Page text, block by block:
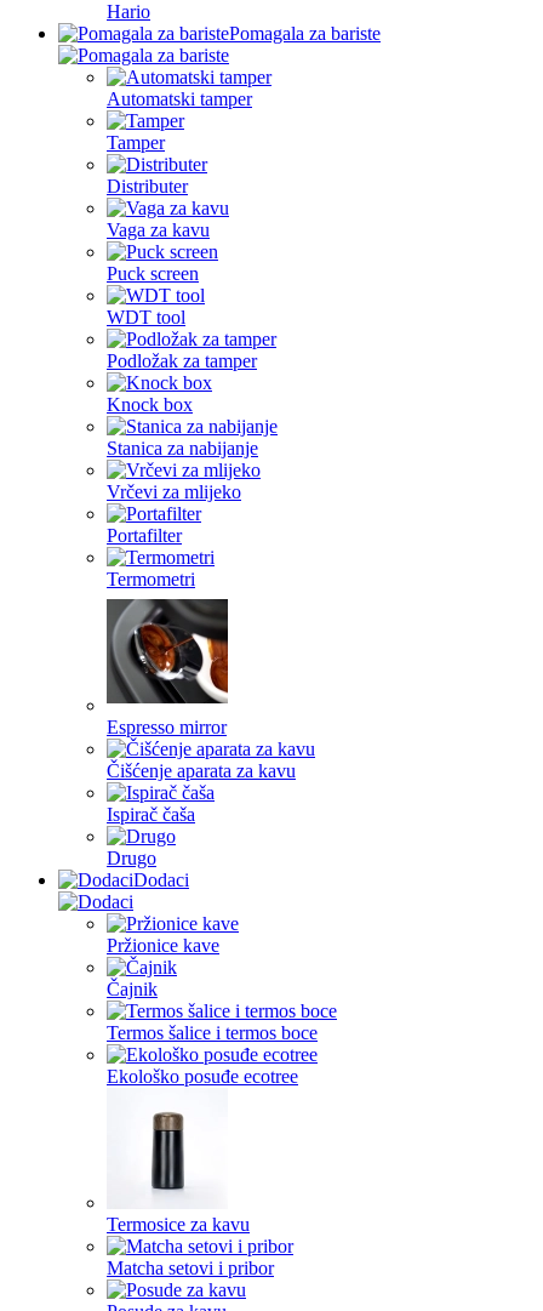
Hario
Pomagala za bariste
Automatski tamper
Tamper
Distributer
Vaga za kavu
Puck screen
WDT tool
Podložak za tamper
Knock box
Stanica za nabijanje
Vrčevi za mlijeko
Portafilter
Termometri
Espresso mirror
Čišćenje aparata za kavu
Ispirač čaša
Drugo
Dodaci
Pržionice kave
Čajnik
Termos šalice i termos boce
Ekološko posuđe ecotree
Termosice za kavu
Matcha setovi i pribor